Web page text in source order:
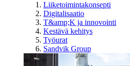
Liiketoimintakonsepti
Digitalisaatio
T&amp;K ja innovointi
Kestävä kehitys
Työurat
Sandvik Group